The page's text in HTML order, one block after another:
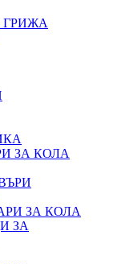
ГРИЖА
ЗА КОЛА
ЗА КОЛА
ЗА